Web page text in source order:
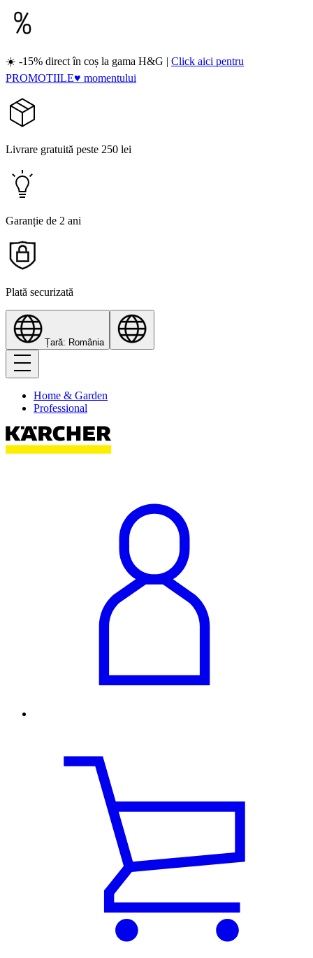
☀️ -15% direct în coș la gama H&G | Click aici pentru
PROMOTIILE♥ momentului
Livrare gratuită peste 250 lei
Garanție de 2 ani
Plată securizată
Țară: România
Home & Garden
Professional